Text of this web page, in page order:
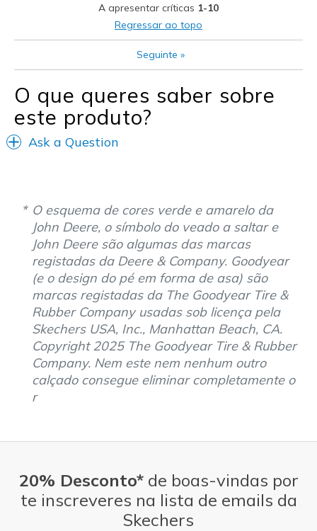
I wear these for working around home outside
Sizing
Feels true to size
View On Shoes
Shoes are for Wearing
A apresentar críticas 1-10
Regressar ao topo
Seguinte »
O que queres saber sobre
este produto?
Ask a Question
O esquema de cores verde e amarelo da
John Deere, o símbolo do veado a saltar e
John Deere são algumas das marcas
registadas da Deere & Company. Goodyear
(e o design do pé em forma de asa) são
marcas registadas da The Goodyear Tire &
Rubber Company usadas sob licença pela
Skechers USA, Inc., Manhattan Beach, CA.
Copyright 2025 The Goodyear Tire & Rubber
Company. Nem este nem nenhum outro
calçado consegue eliminar completamente o
r
20% Desconto*de boas-vindas por
te inscreveres na lista de emails da
Skechers